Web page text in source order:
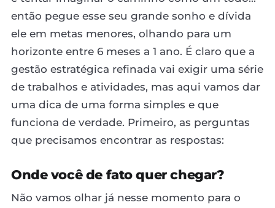
então pegue esse seu grande sonho e dívida
ele em metas menores, olhando para um
horizonte entre 6 meses a 1 ano. É claro que a
gestão estratégica refinada vai exigir uma série
de trabalhos e atividades, mas aqui vamos dar
uma dica de uma forma simples e que
funciona de verdade. Primeiro, as perguntas
que precisamos encontrar as respostas:
Onde você de fato quer chegar?
Não vamos olhar já nesse momento para o